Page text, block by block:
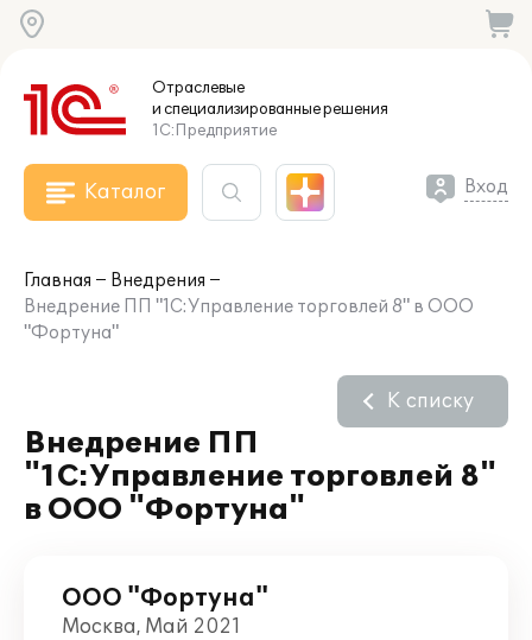
Отраслевые
и специализированныерешения
1С:Предприятие
Каталог Вход
Главная
Внедрения
Внедрение ПП "1C:Управление торговлей 8" в ООО
"Фортуна"
Внедрение ПП
"1C:Управление торговлей 8"
в ООО "Фортуна"
К списку
ООО "Фортуна"
Москва, Май 2021